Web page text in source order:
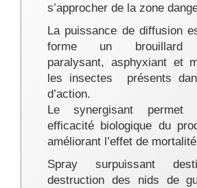
s’approcher de la zone
La puissance de diffusion
forme un brouillard
paralysant, asphyxiant et
les insectes présents
d’action.
Le synergisant permet
efficacité biologique du
améliorant l’effet de
Spray surpuissant
destruction des nids de